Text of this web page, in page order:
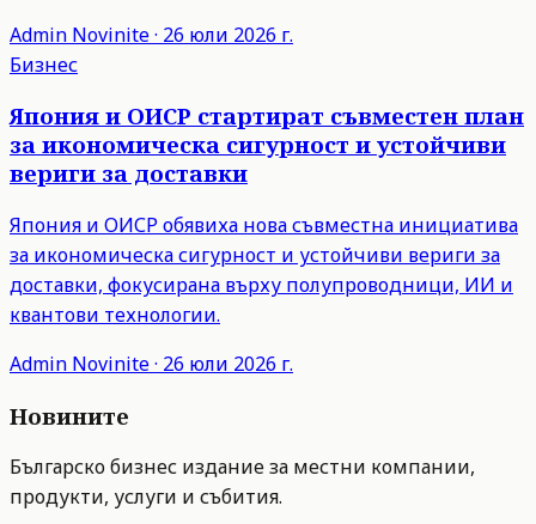
Admin Novinite· 26 юли 2026 г.
Бизнес
Япония и ОИСР стартират съвместен план
за икономическа сигурност и устойчиви
вериги за доставки
Япония и ОИСР обявиха нова съвместна инициатива
за икономическа сигурност и устойчиви вериги за
доставки, фокусирана върху полупроводници, ИИ и
квантови технологии.
Admin Novinite· 26 юли 2026 г.
Новините
Българско бизнес издание за местни компании,
продукти, услуги и събития.